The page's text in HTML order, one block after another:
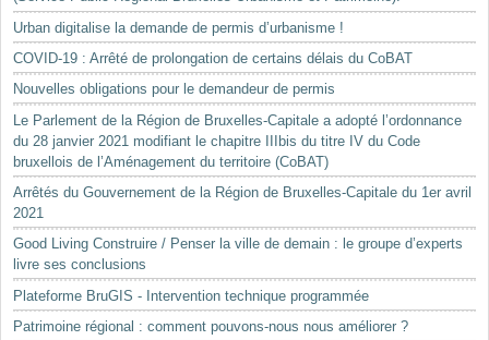
Urban digitalise la demande de permis d’urbanisme !
COVID-19 : Arrêté de prolongation de certains délais du CoBAT
Nouvelles obligations pour le demandeur de permis
Le Parlement de la Région de Bruxelles-Capitale a adopté l’ordonnance
du 28 janvier 2021 modifiant le chapitre IIIbis du titre IV du Code
bruxellois de l’Aménagement du territoire (CoBAT)
Arrêtés du Gouvernement de la Région de Bruxelles-Capitale du 1er avril
2021
Good Living Construire / Penser la ville de demain : le groupe d’experts
livre ses conclusions
Plateforme BruGIS - Intervention technique programmée
Patrimoine régional : comment pouvons-nous nous améliorer ?